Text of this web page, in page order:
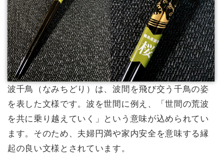
波千鳥（なみちどり）は、波間を飛び交う千鳥の姿
を表した文様です。波を世間に例え、「世間の荒波
を共に乗り越えていく」という意味が込められてい
ます。そのため、夫婦円満や家内安全を意味する縁
起の良い文様とされています。